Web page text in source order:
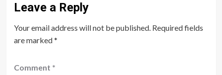
Leave a Reply
Your email address will not be published. Required fields
are marked*
Comment *